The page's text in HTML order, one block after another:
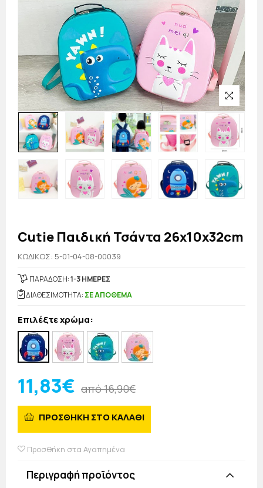
Cutie Παιδική Τσάντα 26x10x32cm
KΩΔΙΚΟΣ: 5-01-04-08-00039
ΠΑΡΑΔΟΣΗ:1-3 ΗΜΕΡΕΣ
ΔΙΑΘΕΣΙΜΟΤΗΤΑ: ΣΕ ΑΠΟΘΕΜΑ
Επιλέξτε χρώμα:
11,83€ από 16,90€
ΠΡΟΣΘΗΚΗ ΣΤΟ ΚΑΛΑΘΙ
Προσθήκη στα Αγαπημένα
Περιγραφή προϊόντος